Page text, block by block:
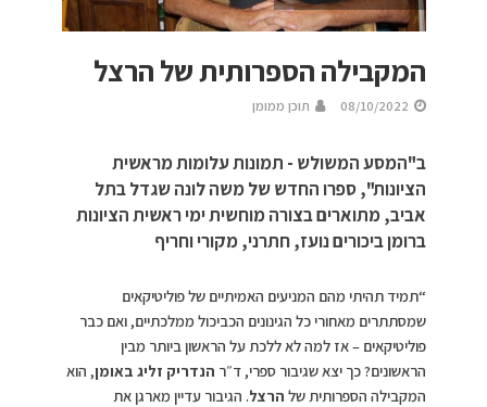
המקבילה הספרותית של הרצל
08/10/2022 תוכן ממומן
ב"המסע המשולש - תמונות עלומות מראשית
הציונות", ספרו החדש של משה לונה שגדל בתל
אביב, מתוארים בצורה מוחשית ימי ראשית הציונות
ברומן ביכורים נועז, חתרני, מקורי וחריף
“תמיד תהיתי מהם המניעים האמיתיים של פוליטיקאים
שמסתתרים מאחורי כל הגינונים הכביכול ממלכתיים, ואם כבר
פוליטיקאים – אז למה לא ללכת על הראשון ביותר מבין
הראשונים? כך יצא שגיבור ספרי, ד״ר הנדריק זליג באומן, הוא
המקבילה הספרותית של הרצל. הגיבור עדיין מארגן את